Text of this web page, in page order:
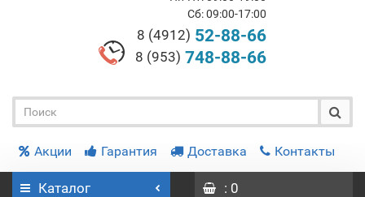
Сб: 09:00-17:00
8 (4912) 52-88-66
8 (953) 748-88-66
Акции Гарантия Доставка Контакты
Каталог : 0